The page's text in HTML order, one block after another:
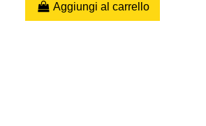
Aggiungi al carrello